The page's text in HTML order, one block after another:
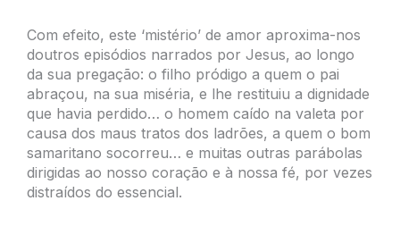
Com efeito, este ‘mistério’ de amor aproxima-nos
doutros episódios narrados por Jesus, ao longo
da sua pregação: o filho pródigo a quem o pai
abraçou, na sua miséria, e lhe restituiu a dignidade
que havia perdido… o homem caído na valeta por
causa dos maus tratos dos ladrões, a quem o bom
samaritano socorreu… e muitas outras parábolas
dirigidas ao nosso coração e à nossa fé, por vezes
distraídos do essencial.